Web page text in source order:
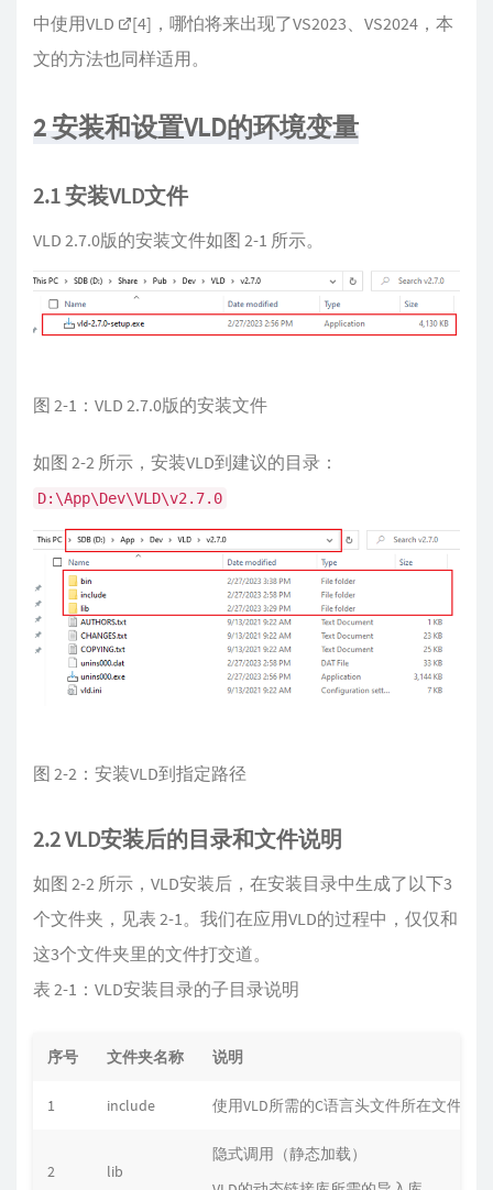
中使用VLD
[4] ，哪怕将来出现了VS2023、VS2024，本
文的方法也同样适用。
2 安装和设置VLD的环境变量
2.1 安装VLD文件
VLD 2.7.0版的安装文件如图 2-1 所示。
图 2-1：VLD 2.7.0版的安装文件
如图 2-2 所示，安装VLD到建议的目录：
D:\App\Dev\VLD\v2.7.0
图 2-2：安装VLD到指定路径
2.2 VLD安装后的目录和文件说明
如图 2-2 所示，VLD安装后，在安装目录中生成了以下3
个文件夹，见表 2-1。我们在应用VLD的过程中，仅仅和
这3个文件夹里的文件打交道。
表 2-1：VLD安装目录的子目录说明
序号 文件夹名称 说明
1 include 使用VLD所需的C语言头文件所在文件夹
2 lib
隐式调用（静态加载）